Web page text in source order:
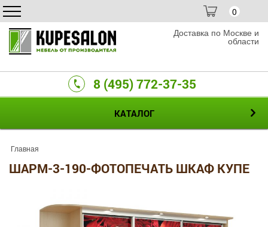
0
Доставка по Москве и
области
8 (495) 772-37-35
КАТАЛОГ
Главная
ШАРМ-3-190-ФОТОПЕЧАТЬ ШКАФ КУПЕ